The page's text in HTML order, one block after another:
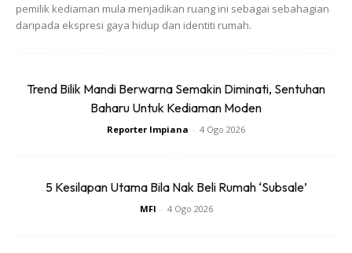
pemilik kediaman mula menjadikan ruang ini sebagai sebahagian
daripada ekspresi gaya hidup dan identiti rumah.
Trend Bilik Mandi Berwarna Semakin Diminati, Sentuhan
Baharu Untuk Kediaman Moden
Reporter Impiana - 4 Ogo 2026
5 Kesilapan Utama Bila Nak Beli Rumah ‘Subsale’
MFI - 4 Ogo 2026